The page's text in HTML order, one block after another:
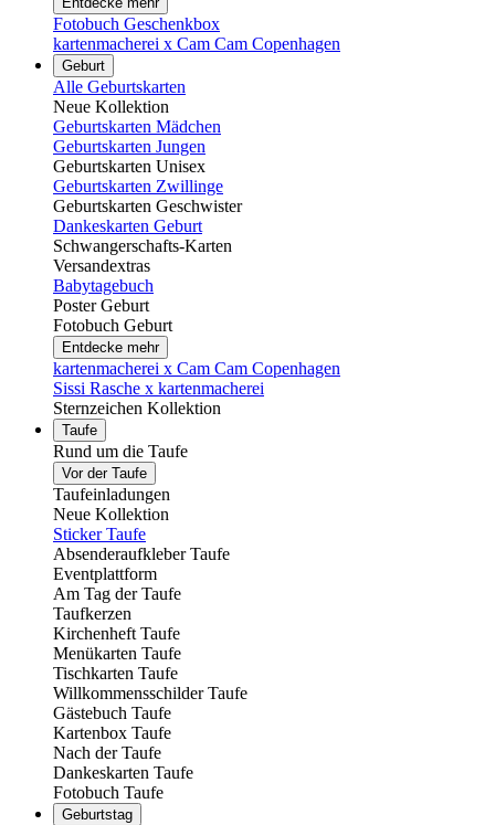
Fotobuch Geschenkbox
kartenmacherei x Cam Cam Copenhagen
Geburt
Alle Geburtskarten
Neue Kollektion
Geburtskarten Mädchen
Geburtskarten Jungen
Geburtskarten Unisex
Geburtskarten Zwillinge
Geburtskarten Geschwister
Dankeskarten Geburt
Schwangerschafts-Karten
Versandextras
Babytagebuch
Poster Geburt
Fotobuch Geburt
Entdecke mehr
kartenmacherei x Cam Cam Copenhagen
Sissi Rasche x kartenmacherei
Sternzeichen Kollektion
Taufe
Rund um die Taufe
Vor der Taufe
Taufeinladungen
Neue Kollektion
Sticker Taufe
Absenderaufkleber Taufe
Eventplattform
Am Tag der Taufe
Taufkerzen
Kirchenheft Taufe
Menükarten Taufe
Tischkarten Taufe
Willkommensschilder Taufe
Gästebuch Taufe
Kartenbox Taufe
Nach der Taufe
Dankeskarten Taufe
Fotobuch Taufe
Geburtstag